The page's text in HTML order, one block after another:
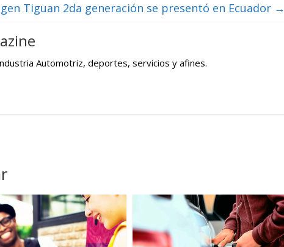
Tiguan 2da generación se presentó en Ecuador →
Automotriz, deportes, servicios y afines.